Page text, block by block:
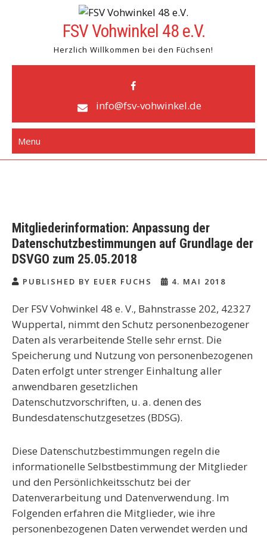
FSV Vohwinkel 48 e.V.
Herzlich Willkommen bei den Füchsen!
info@fsv-vohwinkel.de
Menu
Mitgliederinformation: Anpassung der
Datenschutzbestimmungen auf Grundlage der
DSVGO zum 25.05.2018
PUBLISHED BY EUER FUCHS 4. MAI 2018
Der FSV Vohwinkel 48 e. V., Bahnstrasse 202, 42327
Wuppertal, nimmt den Schutz personenbezogener
Daten als verarbeitende Stelle sehr ernst. Die
Speicherung und Nutzung von personenbezogenen
Daten erfolgt unter strenger Einhaltung aller
anwendbaren gesetzlichen
Datenschutzvorschriften, u. a. denen des
Bundesdatenschutzgesetzes (BDSG).
Diese Datenschutzbestimmungen regeln die
informationelle Selbstbestimmung der Mitglieder
und den Persönlichkeitsschutz bei der
Datenverarbeitung und Datenverwendung. Im
Folgenden erfahren die Mitglieder, wie ihre
personenbezogenen Daten verwendet werden und